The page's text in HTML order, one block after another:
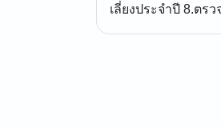
เลี่ยงประจำปี 8.ตร